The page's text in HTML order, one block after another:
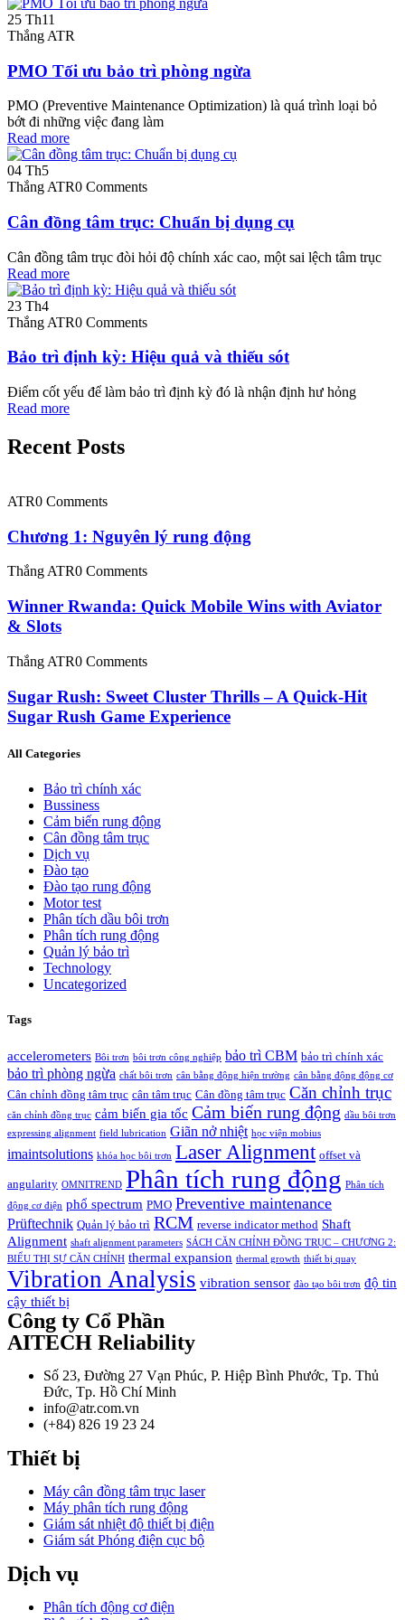
25 Th11
Thắng ATR
PMO Tối ưu bảo trì phòng ngừa
PMO (Preventive Maintenance Optimization) là quá trình loại bỏ
bớt đi những việc đang làm
Read more
04 Th5
Thắng ATR0 Comments
Cân đồng tâm trục: Chuẩn bị dụng cụ
Cân đồng tâm trục đòi hỏi độ chính xác cao, một sai lệch tâm trục
Read more
23 Th4
Thắng ATR0 Comments
Bảo trì định kỳ: Hiệu quả và thiếu sót
Điểm cốt yếu để làm bảo trì định kỳ đó là nhận định hư hỏng
Read more
Recent Posts
ATR0 Comments
Chương 1: Nguyên lý rung động
Thắng ATR0 Comments
Winner Rwanda: Quick Mobile Wins with Aviator
& Slots
Thắng ATR0 Comments
Sugar Rush: Sweet Cluster Thrills – A Quick‑Hit
Sugar Rush Game Experience
All Categories
Bảo trì chính xác
Bussiness
Cảm biến rung động
Cân đồng tâm trục
Dịch vụ
Đào tạo
Đào tạo rung động
Motor test
Phân tích dầu bôi trơn
Phân tích rung động
Quản lý bảo trì
Technology
Uncategorized
Tags
accelerometers Bôi trơn bôi trơn công nghiệp bảo trì CBM bảo trì chính xác
bảo trì phòng ngừa chất bôi trơn cân bằng động hiện trường cân bằng động động cơ
Cân chỉnh đồng tâm trục cân tâm trục Cân đồng tâm trục Căn chỉnh trục
căn chỉnh đồng trục cảm biến gia tốc Cảm biến rung động dầu bôi trơn
expressing alignment field lubrication Giãn nở nhiệt học viện mobius
imaintsolutions khóa học bôi trơn Laser Alignment offset và
angularity OMNITREND Phân tích rung động Phân tích
động cơ điện phổ spectrum PMO Preventive maintenance
Prüftechnik Quản lý bảo trì RCM reverse indicator method Shaft
Alignment shaft alignment parameters SÁCH CĂN CHỈNH ĐỒNG TRỤC – CHƯƠNG 2:
BIỂU THỊ SỰ CĂN CHỈNH thermal expansion thermal growth thiết bị quay
Vibration Analysis vibration sensor đào tạo bôi trơn độ tin
cậy thiết bị
Công ty Cổ Phần
AITECH Reliability
Số 23, Đường 27 Vạn Phúc, P. Hiệp Bình Phước, Tp. Thủ
Đức, Tp. Hồ Chí Minh
info@atr.com.vn
(+84) 826 19 23 24
Thiết bị
Máy cân đồng tâm trục laser
Máy phân tích rung động
Giám sát nhiệt độ thiết bị điện
Giám sát Phóng điện cục bộ
Dịch vụ
Phân tích động cơ điện